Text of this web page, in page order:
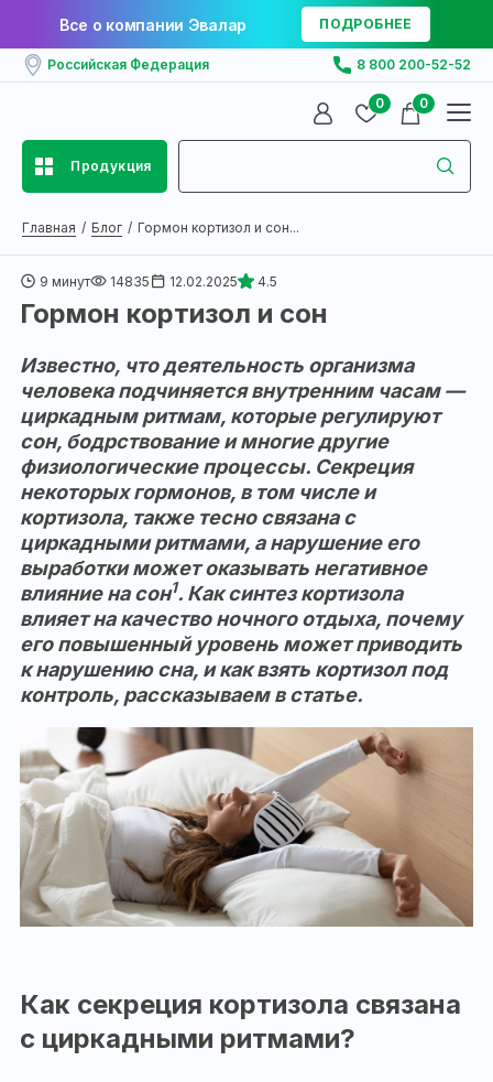
Все о компании Эвалар ПОДРОБНЕЕ
Российская Федерация 8 800 200-52-52
0 0
Продукция
Главная Блог Гормон кортизол и сон...
9 минут 14835 12.02.2025 4.5
Гормон кортизол и сон
Известно, что деятельность организма
человека подчиняется внутренним часам —
циркадным ритмам, которые регулируют
сон, бодрствование и многие другие
физиологические процессы. Секреция
некоторых гормонов, в том числе и
кортизола, также тесно связана с
циркадными ритмами, а нарушение его
выработки может оказывать негативное
влияние на сон1. Как синтез кортизола
влияет на качество ночного отдыха, почему
его повышенный уровень может приводить
к нарушению сна, и как взять кортизол под
контроль, рассказываем в статье.
Как секреция кортизола связана
с циркадными ритмами?